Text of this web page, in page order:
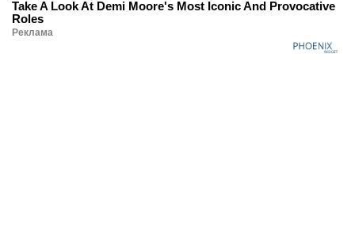
Take A Look At Demi Moore's Most Iconic And Provocative
Roles
Реклама